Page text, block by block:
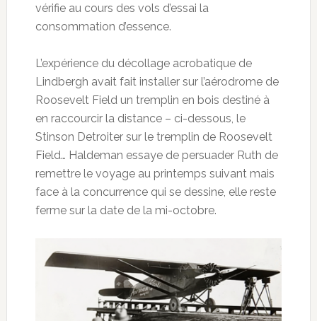
vérifie au cours des vols d’essai la
consommation d’essence.
L’expérience du décollage acrobatique de
Lindbergh avait fait installer sur l’aérodrome de
Roosevelt Field un tremplin en bois destiné à
en raccourcir la distance – ci-dessous, le
Stinson Detroiter sur le tremplin de Roosevelt
Field… Haldeman essaye de persuader Ruth de
remettre le voyage au printemps suivant mais
face à la concurrence qui se dessine, elle reste
ferme sur la date de la mi-octobre.